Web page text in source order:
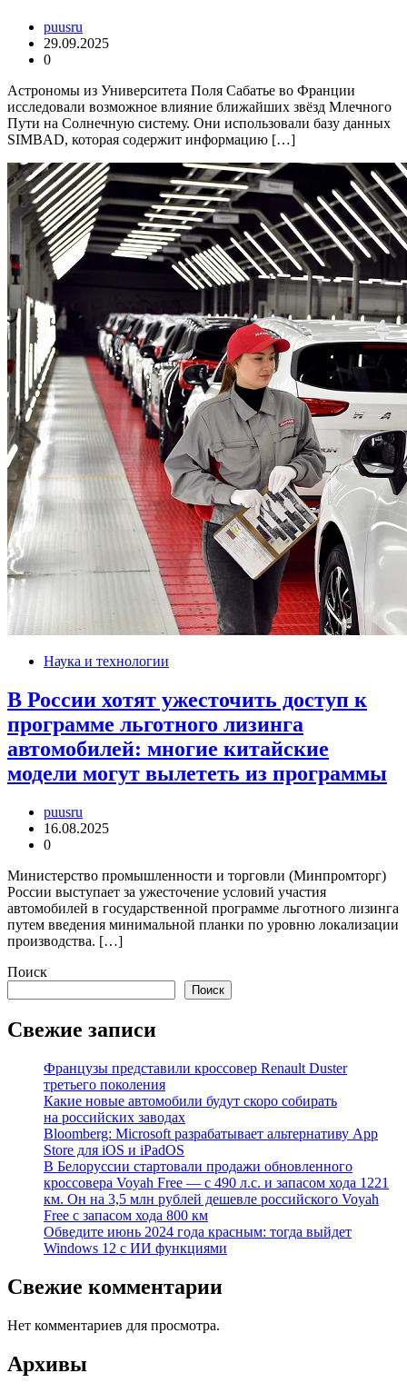
puusru
29.09.2025
0
Астрономы из Университета Поля Сабатье во Франции
исследовали возможное влияние ближайших звёзд Млечного
Пути на Солнечную систему. Они использовали базу данных
SIMBAD, которая содержит информацию […]
Наука и технологии
В России хотят ужесточить доступ к
программе льготного лизинга
автомобилей: многие китайские
модели могут вылететь из программы
puusru
16.08.2025
0
Министерство промышленности и торговли (Минпромторг)
России выступает за ужесточение условий участия
автомобилей в государственной программе льготного лизинга
путем введения минимальной планки по уровню локализации
производства. […]
Поиск
Поиск
Свежие записи
Французы представили кроссовер Renault Duster
третьего поколения
Какие новые автомобили будут скоро собирать
на российских заводах
Bloomberg: Microsoft разрабатывает альтернативу App
Store для iOS и iPadOS
В Белоруссии стартовали продажи обновленного
кроссовера Voyah Free — с 490 л.с. и запасом хода 1221
км. Он на 3,5 млн рублей дешевле российского Voyah
Free с запасом хода 800 км
Обведите июнь 2024 года красным: тогда выйдет
Windows 12 с ИИ функциями
Свежие комментарии
Нет комментариев для просмотра.
Архивы